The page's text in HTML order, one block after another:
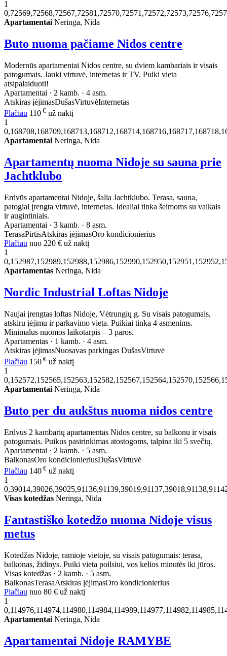
1
Apartamentai Neringa, Nida
Buto nuoma pačiame Nidos centre
Modernūs apartamentai Nidos centre, su dviem kambariais ir visais
patogumais. Jauki virtuvė, internetas ir TV. Puiki vieta
atsipalaiduoti!
Apartamentai · 2 kamb. · 4 asm.
Atskiras įėjimasDušasVirtuvėInternetas
Plačiau 110 € už naktį
1
Apartamentai Neringa, Nida
Apartamentų nuoma Nidoje su sauna prie
Jachtklubo
Erdvūs apartamentai Nidoje, šalia Jachtklubo. Terasa, sauna,
patogiai įrengta virtuvė, internetas. Idealiai tinka šeimoms su vaikais
ir augintiniais.
Apartamentai · 3 kamb. · 8 asm.
TerasaPirtisAtskiras įėjimasOro kondicionierius
Plačiau nuo 220 € už naktį
1
Apartamentas Neringa, Nida
Nordic Industrial Loftas Nidoje
Naujai įrengtas loftas Nidoje, Vėtrungių g. Su visais patogumais,
atskiru įėjimu ir parkavimo vieta. Puikiai tinka 4 asmenims.
Minimalus nuomos laikotarpis – 3 paros.
Apartamentas · 1 kamb. · 4 asm.
Atskiras įėjimasNuosavas parkingas DušasVirtuvė
Plačiau 150 € už naktį
1
Apartamentai Neringa, Nida
Buto per du aukštus nuoma nidos centre
Erdvus 2 kambarių apartamentas Nidos centre, su balkonu ir visais
patogumais. Puikus pasirinkimas atostogoms, talpina iki 5 svečių.
Apartamentai · 2 kamb. · 5 asm.
BalkonasOro kondicionieriusDušasVirtuvė
Plačiau 140 € už naktį
1
Visas kotedžas Neringa, Nida
Fantastiško kotedžo nuoma Nidoje visus
metus
Kotedžas Nidoje, ramioje vietoje, su visais patogumais: terasa,
balkonas, židinys. Puiki vieta poilsiui, vos kelios minutės iki jūros.
Visas kotedžas · 2 kamb. · 5 asm.
BalkonasTerasaAtskiras įėjimasOro kondicionierius
Plačiau nuo 80 € už naktį
1
Apartamentai Neringa, Nida
Apartamentai Nidoje RAMYBE